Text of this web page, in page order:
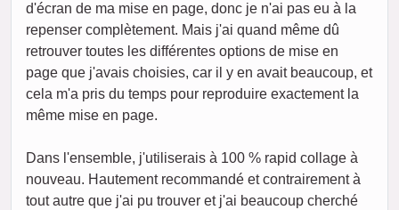
d'écran de ma mise en page, donc je n'ai pas eu à la
repenser complètement. Mais j'ai quand même dû
retrouver toutes les différentes options de mise en
page que j'avais choisies, car il y en avait beaucoup, et
cela m'a pris du temps pour reproduire exactement la
même mise en page.
Dans l'ensemble, j'utiliserais à 100 % rapid collage à
nouveau. Hautement recommandé et contrairement à
tout autre que j'ai pu trouver et j'ai beaucoup cherché